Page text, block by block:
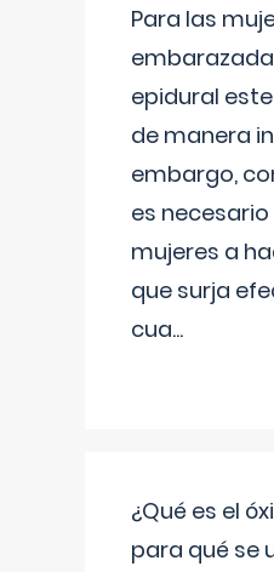
Para las
epidural
de manera
embargo,
es
mujeres a
que surja
cua...
¿Qué es el
para qué se